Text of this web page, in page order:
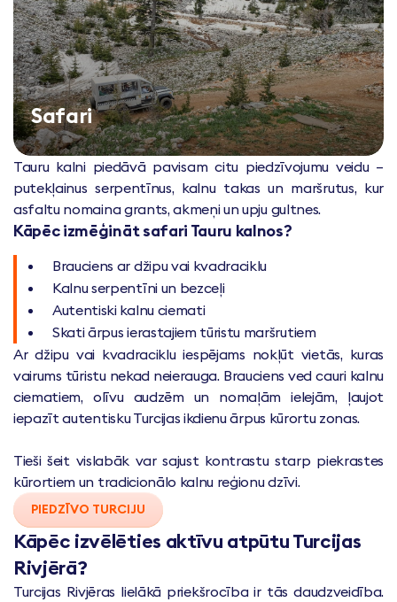
Safari
Tauru kalni piedāvā pavisam citu piedzīvojumu veidu –
putekļainus serpentīnus, kalnu takas un maršrutus, kur
asfaltu nomaina grants, akmeņi un upju gultnes.
Kāpēc izmēģināt safari Tauru kalnos?
Brauciens ar džipu vai kvadraciklu
Kalnu serpentīni un bezceļi
Autentiski kalnu ciemati
Skati ārpus ierastajiem tūristu maršrutiem
Ar džipu vai kvadraciklu iespējams nokļūt vietās, kuras
vairums tūristu nekad neierauga. Brauciens ved cauri kalnu
ciematiem, olīvu audzēm un nomaļām ielejām, ļaujot
iepazīt autentisku Turcijas ikdienu ārpus kūrortu zonas.
Tieši šeit vislabāk var sajust kontrastu starp piekrastes
kūrortiem un tradicionālo kalnu reģionu dzīvi.
PIEDZĪVO TURCIJU
Kāpēc izvēlēties aktīvu atpūtu Turcijas
Rivjērā?
Turcijas Rivjēras lielākā priekšrocība ir tās daudzveidība.